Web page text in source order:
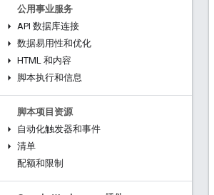
公用事业服务
API 数据库连接
数据易用性和优化
HTML 和内容
脚本执行和信息
脚本项目资源
自动化触发器和事件
清单
配额和限制